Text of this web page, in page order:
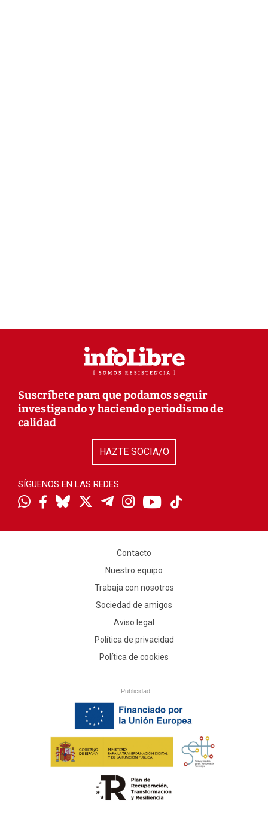
Suscríbete para que podamos seguir
investigando y haciendo periodismo de
calidad
HAZTE SOCIA/O
SÍGUENOS EN LAS REDES
Contacto
Nuestro equipo
Trabaja con nosotros
Sociedad de amigos
Aviso legal
Política de privacidad
Política de cookies
Publicidad